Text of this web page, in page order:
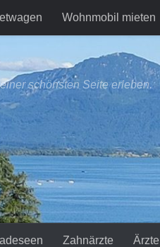
Wohnmobil mieten
schönsten Seite erleben.
Zahnärzte Ärzte